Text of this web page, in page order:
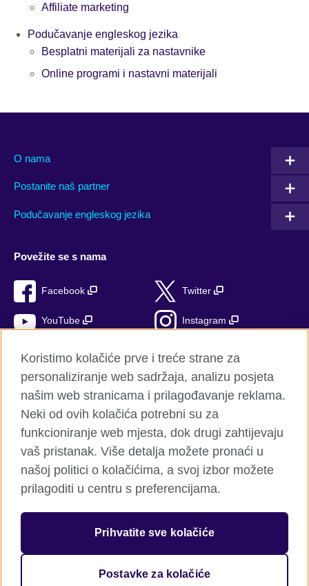
Affiliate marketing
Podučavanje engleskog jezika
Besplatni materijali za nastavnike
Online programi i nastavni materijali
O nama
Postanite naš partner
Podučavanje engleskog jezika
Povežite se s nama
Facebook Twitter
YouTube Instagram
British Council Global
Privatnost i uvjeti
Kolačići
Pregled stranica
© 2026 British Council
Međuranodna organizacija za kulturne veze i obrazovne prilike
Wales) SC037733 (Škotska)
Koristimo kolačiće prve i treće strane za
personaliziranje web sadržaja, analizu posjeta
našim web stranicama i prilagođavanje reklama.
Neki od ovih kolačića potrebni su za
funkcioniranje web mjesta, dok drugi zahtijevaju
vaš pristanak. Više detalja možete pronaći u
našoj politici o kolačićima, a svoj izbor možete
prilagoditi u centru s preferencijama.
Prihvatite sve kolačiće
Postavke za kolačiće